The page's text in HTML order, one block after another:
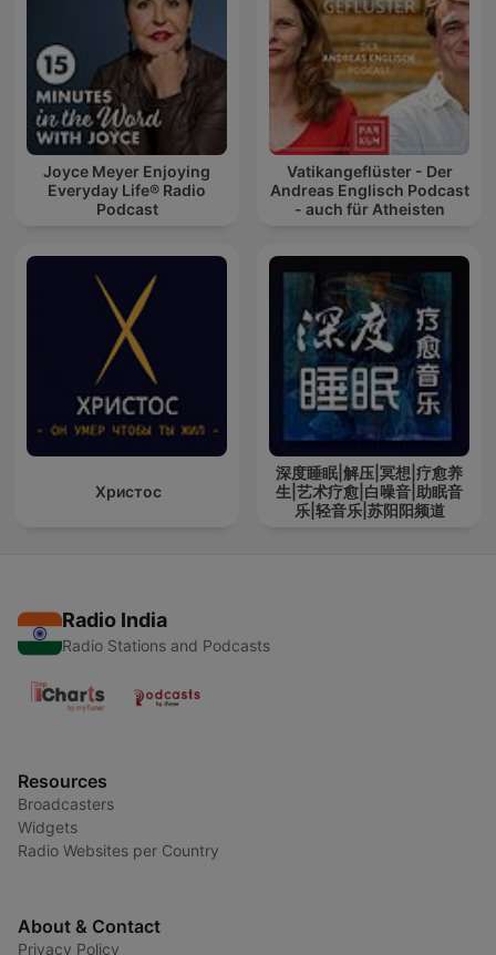
Joyce Meyer Enjoying
Everyday Life® Radio
Podcast
Vatikangeflüster - Der
Andreas Englisch Podcast
- auch für Atheisten
Христос
深度睡眠|解压|冥想|疗愈养
生|艺术疗愈|白噪音|助眠音
乐|轻音乐|苏阳阳频道
Radio India
Radio Stations and Podcasts
Resources
Broadcasters
Widgets
Radio Websites per Country
About & Contact
Privacy Policy